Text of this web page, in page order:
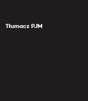
Tłumacz PJM